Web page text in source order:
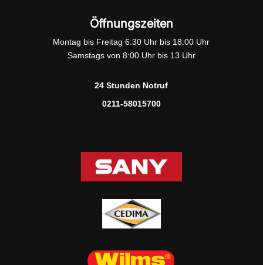
Öffnungszeiten
Montag bis Freitag 6:30 Uhr bis 18:00 Uhr
Samstags von 8:00 Uhr bis 13 Uhr
24 Stunden Notruf
0211-58015700